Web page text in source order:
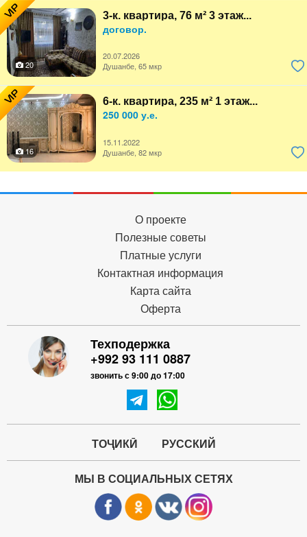
VIP 3-к. квартира, 76 м² 3 этаж...
договор.
20.07.2026
20
Душанбе, 65 мкр
VIP 6-к. квартира, 235 м² 1 этаж...
250 000 у.е.
15.11.2022
16
Душанбе, 82 мкр
О проекте
Полезные советы
Платные услуги
Контактная информация
Карта сайта
Оферта
Техподержка
+992 93 111 0887
звонить с 9:00 до 17:00
ТОҶИКӢ РУССКИЙ
МЫ В СОЦИАЛЬНЫХ СЕТЯХ